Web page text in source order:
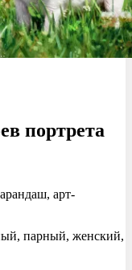
портрета
арт-
парный, женский,